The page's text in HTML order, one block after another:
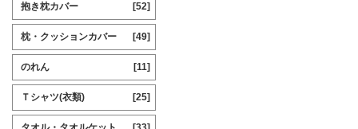
抱き枕カバー [52]
枕・クッションカバー [49]
のれん [11]
Ｔシャツ(衣類) [25]